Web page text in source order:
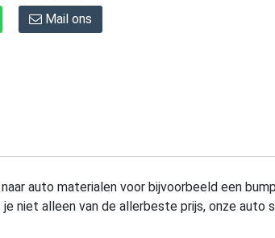
Mail ons
auto materialen voor bijvoorbeeld een
niet alleen van de allerbeste prijs, onze auto